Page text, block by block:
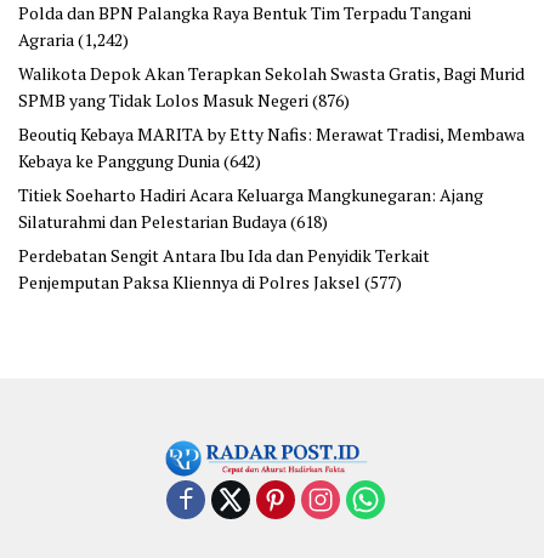
Polda dan BPN Palangka Raya Bentuk Tim Terpadu Tangani
Agraria(1,242)
Walikota Depok Akan Terapkan Sekolah Swasta Gratis, Bagi Murid
SPMB yang Tidak Lolos Masuk Negeri(876)
Beoutiq Kebaya MARITA by Etty Nafis: Merawat Tradisi, Membawa
Kebaya ke Panggung Dunia(642)
Titiek Soeharto Hadiri Acara Keluarga Mangkunegaran: Ajang
Silaturahmi dan Pelestarian Budaya(618)
Perdebatan Sengit Antara Ibu Ida dan Penyidik Terkait
Penjemputan Paksa Kliennya di Polres Jaksel (577)